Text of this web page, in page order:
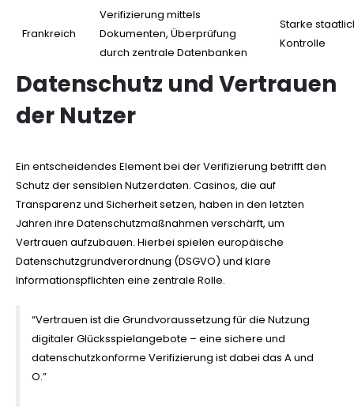
Frankreich
Verifizierung mittels
Dokumenten, Überprüfung
durch zentrale Datenbanken
Starke
Kontrolle
Datenschutz und Vertrauen
der Nutzer
Ein entscheidendes Element bei der Verifizierung betrifft den
Schutz der sensiblen Nutzerdaten. Casinos, die auf
Transparenz und Sicherheit setzen, haben in den letzten
Jahren ihre Datenschutzmaßnahmen verschärft, um
Vertrauen aufzubauen. Hierbei spielen europäische
Datenschutzgrundverordnung (DSGVO) und klare
Informationspflichten eine zentrale Rolle.
“Vertrauen ist die Grundvoraussetzung für die Nutzung
digitaler Glücksspielangebote – eine sichere und
datenschutzkonforme Verifizierung ist dabei das A und
O.”